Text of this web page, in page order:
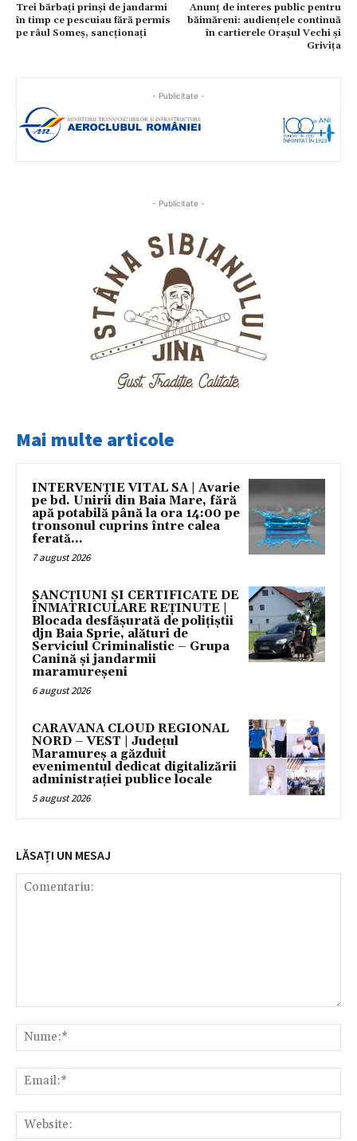
Trei bărbați prinși de jandarmi
în timp ce pescuiau fără permis
pe râul Someș, sancționați
Anunț de interes public pentru
băimăreni: audiențele continuă
în cartierele Orașul Vechi și
Grivița
- Publicitate -
- Publicitate -
Mai multe articole
INTERVENȚIE VITAL SA | Avarie
pe bd. Unirii din Baia Mare, fără
apă potabilă până la ora 14:00 pe
tronsonul cuprins între calea
ferată...
7 august 2026
SANCȚIUNI ȘI CERTIFICATE DE
ÎNMATRICULARE REȚINUTE |
Blocada desfășurată de polițiștii
djn Baia Sprie, alături de
Serviciul Criminalistic – Grupa
Canină și jandarmii
maramureșeni
6 august 2026
CARAVANA CLOUD REGIONAL
NORD – VEST | Județul
Maramureș a găzduit
evenimentul dedicat digitalizării
administrației publice locale
5 august 2026
LĂSAȚI UN MESAJ